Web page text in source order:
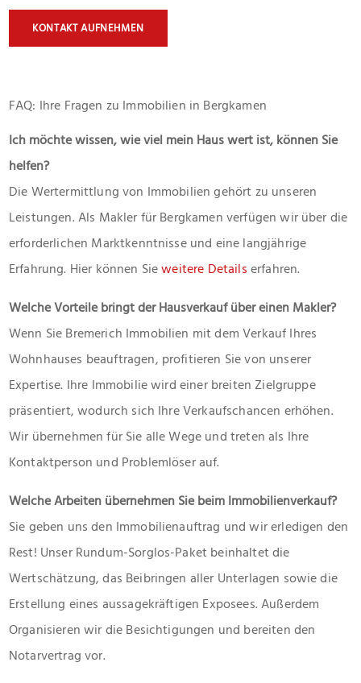
KONTAKT AUFNEHMEN
FAQ: Ihre Fragen zu Immobilien in Bergkamen
Ich möchte wissen, wie viel mein Haus wert ist, können Sie
helfen?
Die Wertermittlung von Immobilien gehört zu unseren
Leistungen. Als Makler für Bergkamen verfügen wir über die
erforderlichen Marktkenntnisse und eine langjährige
Erfahrung. Hier können Sieweitere Detailserfahren.
Welche Vorteile bringt der Hausverkauf über einen Makler?
Wenn Sie Bremerich Immobilien mit dem Verkauf Ihres
Wohnhauses beauftragen, profitieren Sie von unserer
Expertise. Ihre Immobilie wird einer breiten Zielgruppe
präsentiert, wodurch sich Ihre Verkaufschancen erhöhen.
Wir übernehmen für Sie alle Wege und treten als Ihre
Kontaktperson und Problemlöser auf.
Welche Arbeiten übernehmen Sie beim Immobilienverkauf?
Sie geben uns den Immobilienauftrag und wir erledigen den
Rest! Unser Rundum-Sorglos-Paket beinhaltet die
Wertschätzung, das Beibringen aller Unterlagen sowie die
Erstellung eines aussagekräftigen Exposees. Außerdem
Organisieren wir die Besichtigungen und bereiten den
Notarvertrag vor.